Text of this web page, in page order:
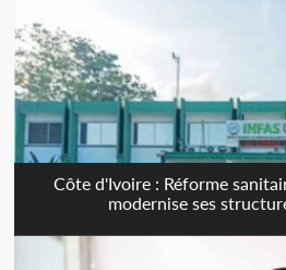
Côte d'Ivoire : Réforme
modernise ses